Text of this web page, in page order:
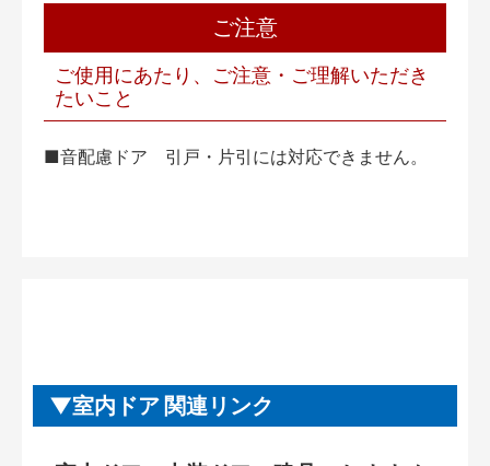
ご注意
ご使用にあたり、ご注意・ご理解いただき
たいこと
■音配慮ドア 引戸・片引には対応できません。
室内ドア 関連リンク